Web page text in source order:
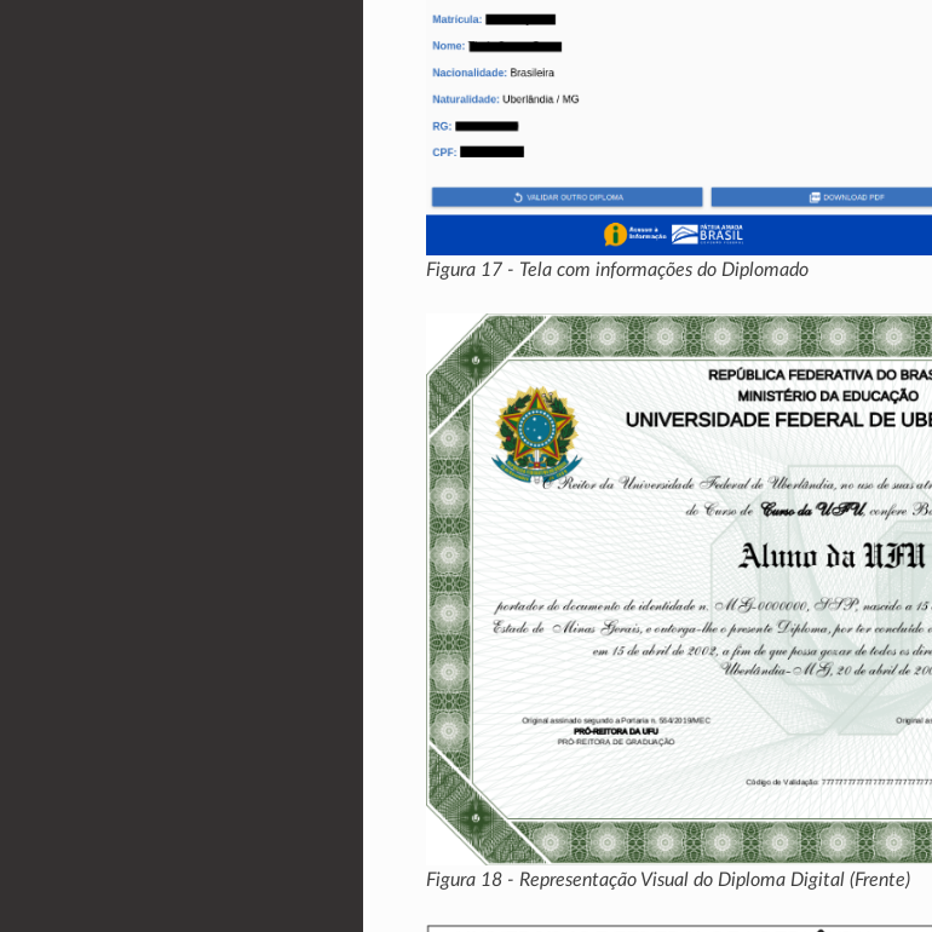
Figura 17 - Tela com informações do Diplomado
Figura 18 - Representação Visual do Diploma Digital (Frente)